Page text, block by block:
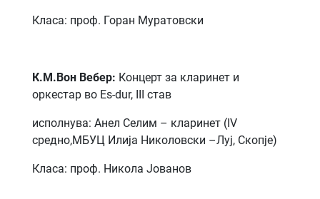
Класа: проф. Горан Муратовски
К.М.Вон Вебер: Концерт за кларинет и
оркестар во Еs-dur, III став
исполнува: Анел Селим – кларинет (IV
средно,МБУЦ Илија Николовски –Луј, Скопје)
Класа: проф. Никола Јованов